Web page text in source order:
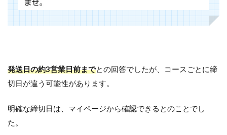
発送日の約3営業日前までとの回答でしたが、コースごとに締
切日が違う可能性があります。
明確な締切日は、マイページから確認できるとのことでし
た。